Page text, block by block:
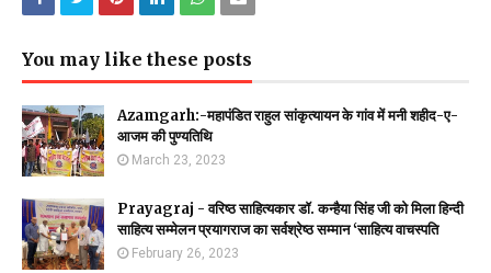
You may like these posts
Azamgarh:-महापंडित राहुल सांकृत्यायन के गांव में मनी शहीद-ए-
आजम की पुण्यतिथि
March 23, 2023
Prayagraj - वरिष्ठ साहित्यकार डॉ. कन्हैया सिंह जी को मिला हिन्दी
साहित्य सम्मेलन प्रयागराज का सर्वश्रेष्ठ सम्मान ‘साहित्य वाचस्पति
February 26, 2023